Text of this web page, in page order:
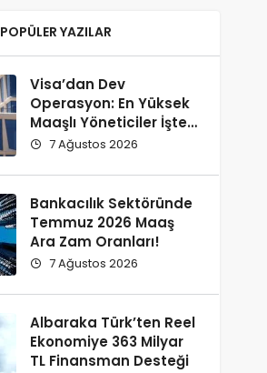
POPÜLER YAZILAR
Visa’dan Dev
Operasyon: En Yüksek
Maaşlı Yöneticiler İşten
Çıkarıldı!
7 Ağustos 2026
Bankacılık Sektöründe
Temmuz 2026 Maaş
Ara Zam Oranları!
7 Ağustos 2026
Albaraka Türk’ten Reel
Ekonomiye 363 Milyar
TL Finansman Desteği